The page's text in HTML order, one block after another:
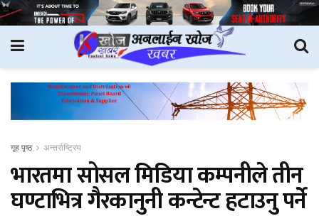
गृह पृष्ठ अन्तर्राष्ट्रिय
भारतमा सोसल मिडिया कम्पनीले तीन
घण्टाभित्र गैरकानुनी कन्टेन्ट हटाउनु पर्ने